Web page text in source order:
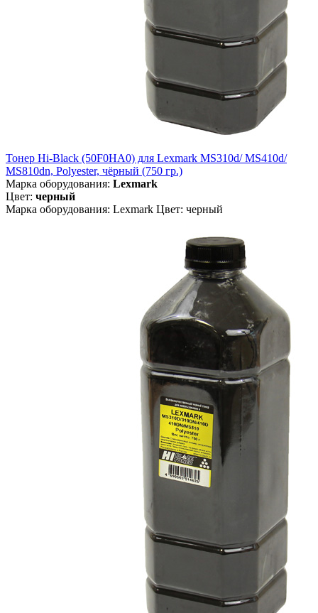
Тонер Hi-Black (50F0HA0) для Lexmark MS310d/ MS410d/
MS810dn, Polyester, чёрный (750 гр.)
Марка оборудования: Lexmark
Цвет: черный
Марка оборудования: Lexmark Цвет: черный